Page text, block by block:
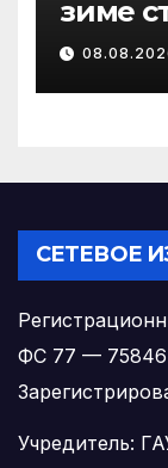
зиме
СЕТЕВОЕ
ФС 77 — 75846
Учредитель: